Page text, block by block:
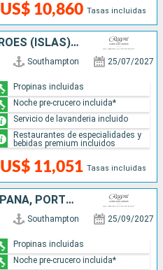
US$ 10,860 Tasas incluidas
REINO UNIDO, IRLANDA, FÉROES (ISLAS), ISLANDIA
Southampton 25/07/2027
US$ 11,051 Tasas incluidas
Propinas incluidas
Noche pre-crucero incluida*
Servicio de lavanderia incluido
Restaurantes de especialidades y
bebidas premium incluidos
REINO UNIDO, FRANCIA, ESPAÑA, PORTUGAL
Southampton 25/09/2027
Propinas incluidas
Noche pre-crucero incluida*